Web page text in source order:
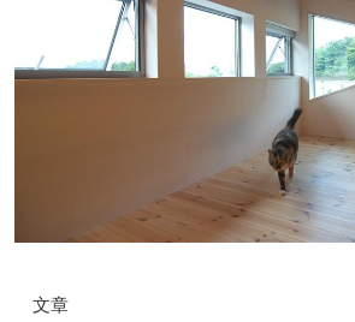
文章